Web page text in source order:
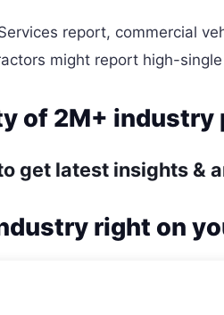
report, commercial
might report high-
of 2M+ industry
get latest insights &
right on